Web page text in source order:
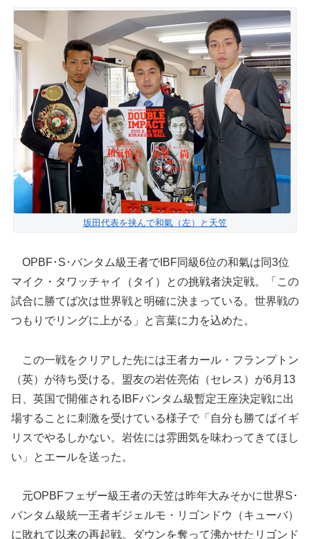
坂田代表を挟んで和氣（左）と天笠
OPBF･S･バンタム級王者でIBF同級6位の和氣は同3位
マイク・タワッチャイ（タイ）との挑戦者決定戦。「この
試合に勝てば次は世界戦と明確に決まっている。世界戦の
つもりでリングに上がる」と言葉に力を込めた。
この一戦をクリアした先には王者カール・フランプトン
（英）が待ち受ける。盟友の岩佐亮佑（セレス）が6月13
日、英国で開催されるIBFバンタム級暫定王座決定戦に出
場することに刺激を受けている様子で「自分も勝てばイギ
リスでやるしかない。岩佐には雰囲気を味わってきてほし
い」とエールを送った。
元OPBFフェザー級王者の天笠は昨年大みそかに世界S･
バンタム級統一王者ギジェルモ・リゴンドウ（キューバ）
に敗れて以来の再起戦。ダウンを奪って沸かせたリゴンド